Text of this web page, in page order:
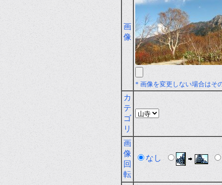
画
像
* 画像を変更しない場合はそ
カ
テ
ゴ
リ
画
像
回
転
なし